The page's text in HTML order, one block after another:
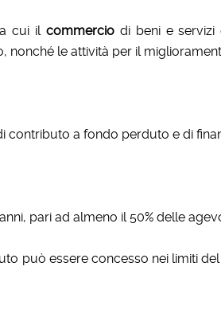
cui il commercio di beni e
le attività per il
a fondo perduto e di
pari ad almeno il 50% delle
essere concesso nei limiti